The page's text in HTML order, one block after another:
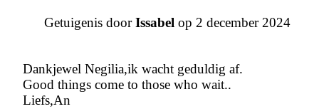
Getuigenis doorIssabel op 2 december 2024
Dankjewel Negilia,ik wacht geduldig af.
Good things come to those who wait..
Liefs,An